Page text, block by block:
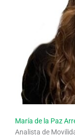
María de la Paz
Analista de